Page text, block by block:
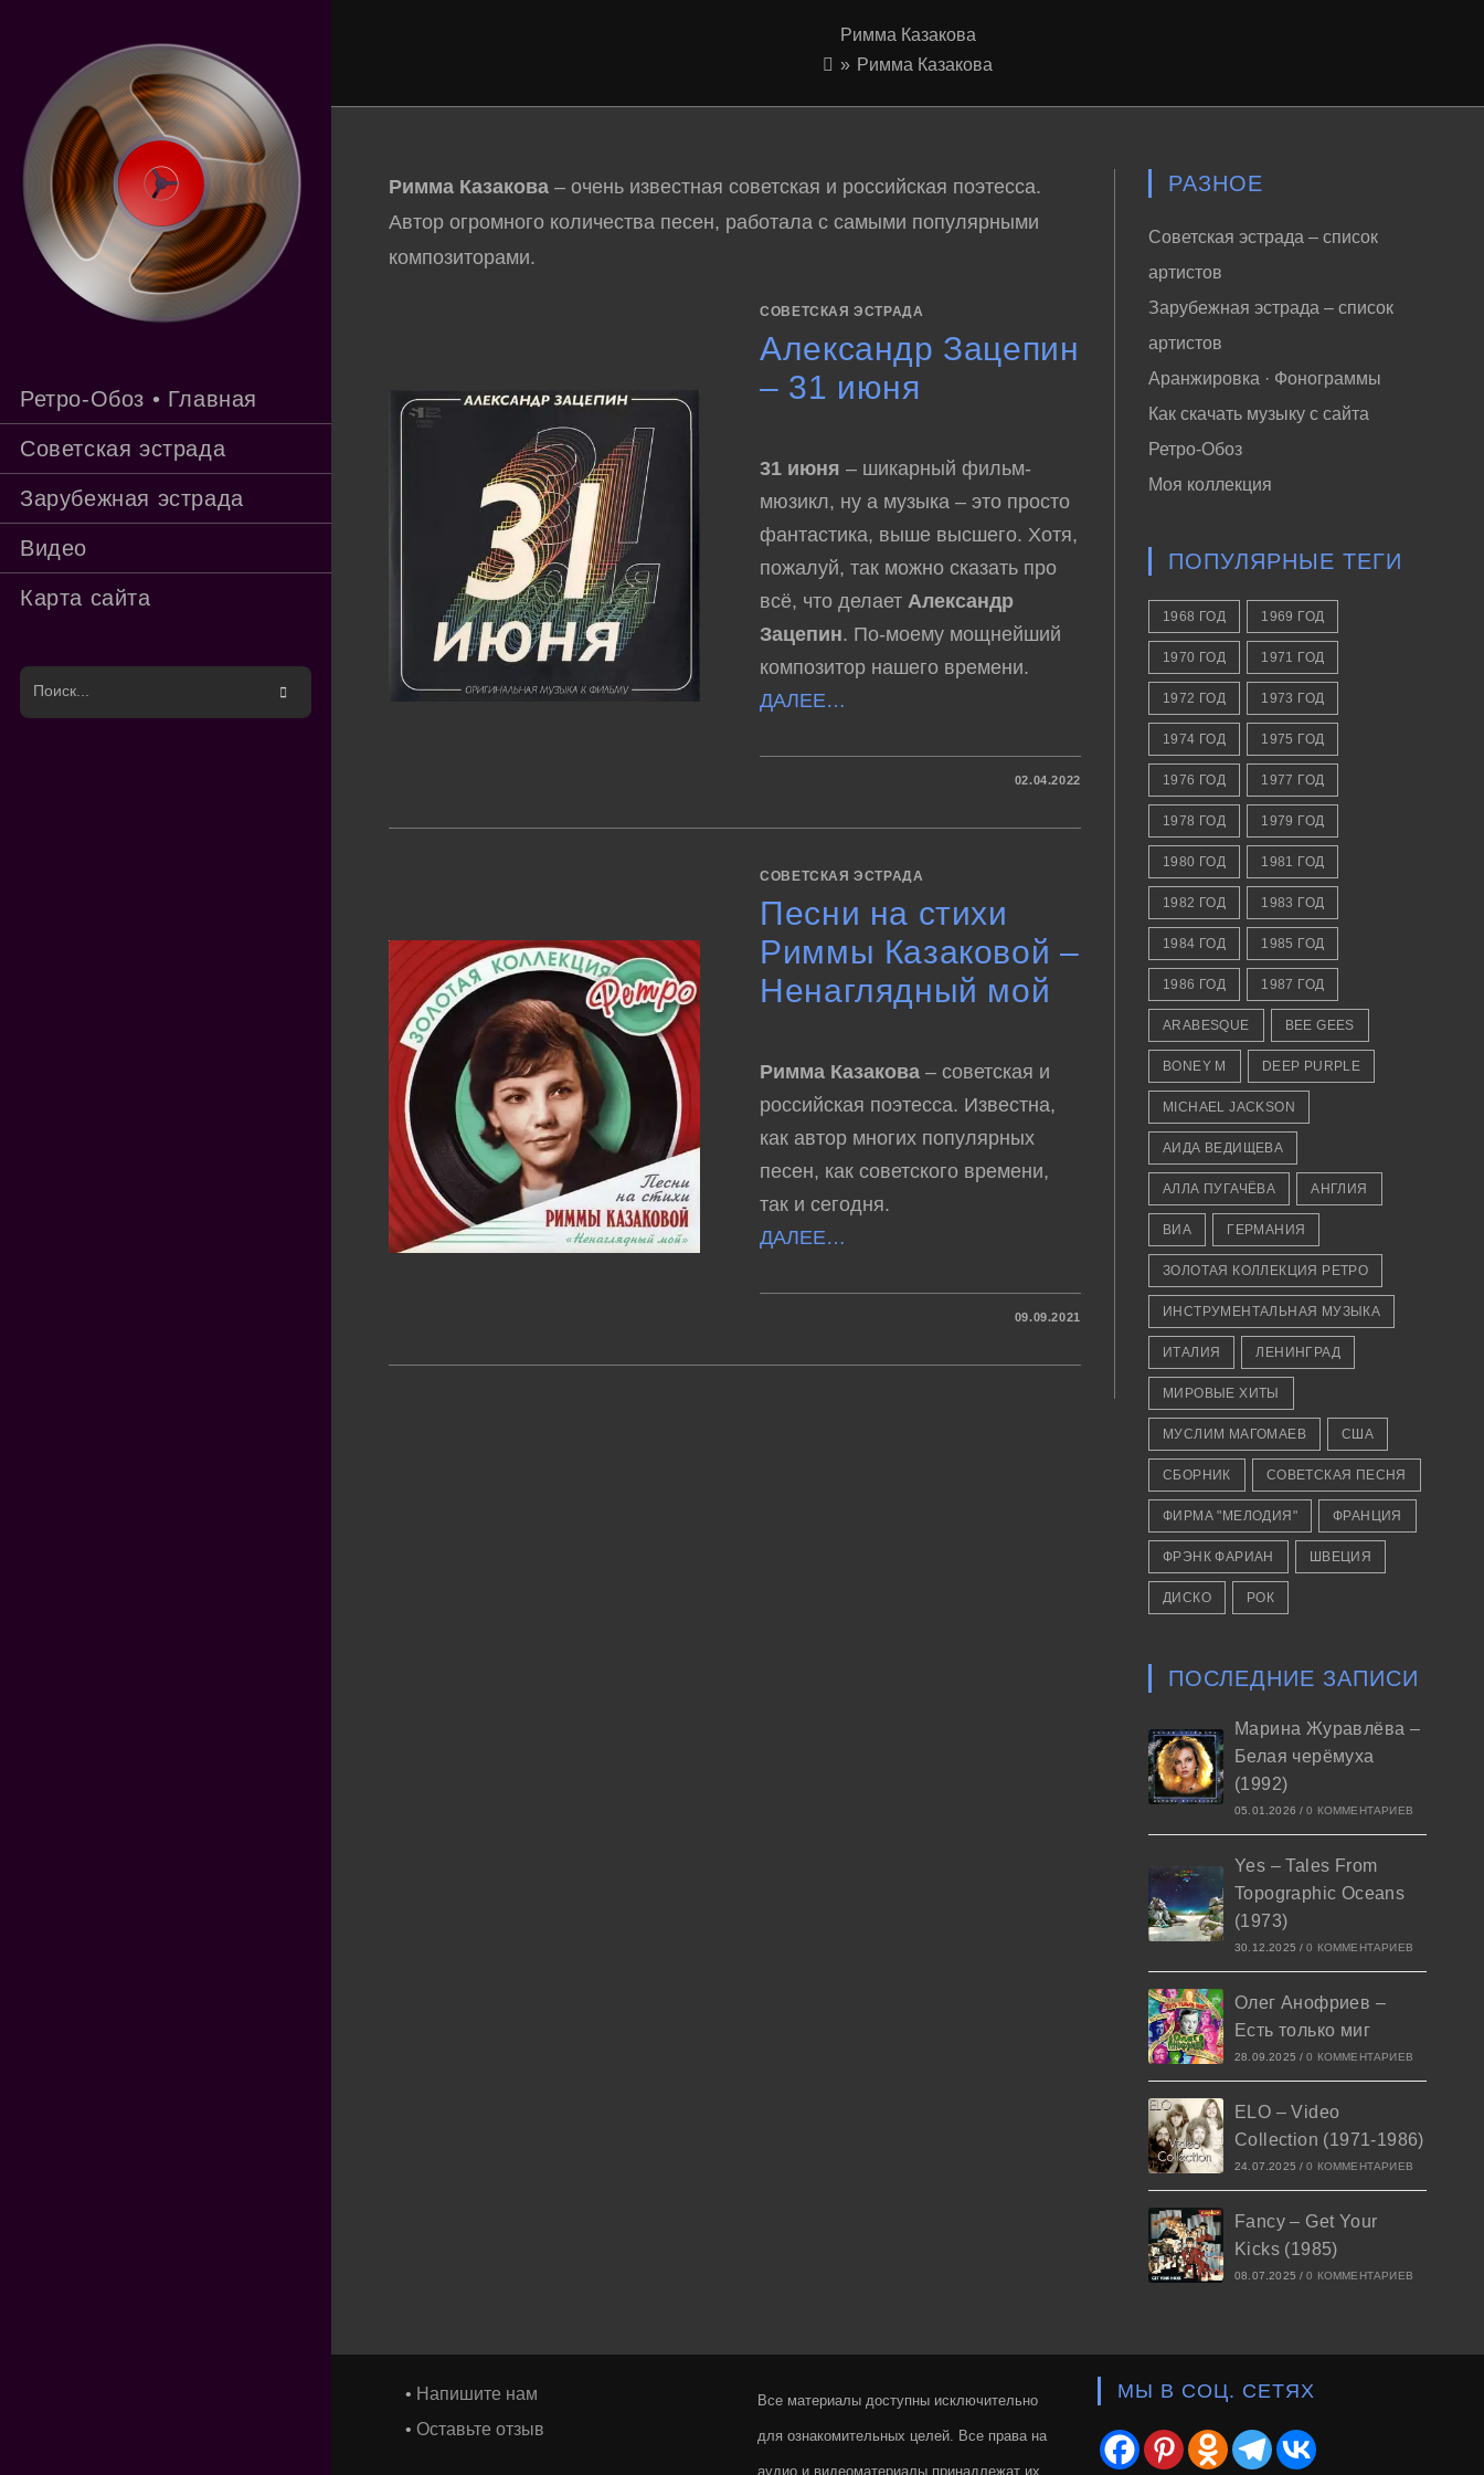
Ретро-Обоз • Главная
Советская эстрада
Зарубежная эстрада
Видео
Карта сайта
Римма Казакова
» Римма Казакова
Римма Казакова – очень известная советская и российская поэтесса.
Автор огромного количества песен, работала с самыми популярными
композиторами.
СОВЕТСКАЯ ЭСТРАДА
Александр Зацепин
– 31 июня
31 июня – шикарный фильм-
мюзикл, ну а музыка – это просто
фантастика, выше высшего. Хотя,
пожалуй, так можно сказать про
всё, что делаетАлександр
Зацепин. По-моему мощнейший
композитор нашего времени.
ДАЛЕЕ…
02.04.2022
СОВЕТСКАЯ ЭСТРАДА
Песни на стихи
Риммы Казаковой –
Ненаглядный мой
Римма Казакова – советская и
российская поэтесса. Известна,
как автор многих популярных
песен, как советского времени,
так и сегодня.
ДАЛЕЕ…
09.09.2021
РАЗНОЕ
Советская эстрада – список
артистов
Зарубежная эстрада – список
артистов
Аранжировка · Фонограммы
Как скачать музыку с сайта
Ретро-Обоз
Моя коллекция
ПОПУЛЯРНЫЕ ТЕГИ
1968 ГОД 1969 ГОД
1970 ГОД 1971 ГОД
1972 ГОД 1973 ГОД
1974 ГОД 1975 ГОД
1976 ГОД 1977 ГОД
1978 ГОД 1979 ГОД
1980 ГОД 1981 ГОД
1982 ГОД 1983 ГОД
1984 ГОД 1985 ГОД
1986 ГОД 1987 ГОД
ARABESQUE BEE GEES
BONEY M DEEP PURPLE
MICHAEL JACKSON
АИДА ВЕДИЩЕВА
АЛЛА ПУГАЧЁВА АНГЛИЯ
ВИА ГЕРМАНИЯ
ЗОЛОТАЯ КОЛЛЕКЦИЯ РЕТРО
ИНСТРУМЕНТАЛЬНАЯ МУЗЫКА
ИТАЛИЯ ЛЕНИНГРАД
МИРОВЫЕ ХИТЫ
МУСЛИМ МАГОМАЕВ США
СБОРНИК СОВЕТСКАЯ ПЕСНЯ
ФИРМА "МЕЛОДИЯ" ФРАНЦИЯ
ФРЭНК ФАРИАН ШВЕЦИЯ
ДИСКО РОК
ПОСЛЕДНИЕ ЗАПИСИ
Марина Журавлёва –
Белая черёмуха
(1992)
05.01.2026 / 0 КОММЕНТАРИЕВ
Yes – Tales From
Topographic Oceans
(1973)
30.12.2025 / 0 КОММЕНТАРИЕВ
Олег Анофриев –
Есть только миг
28.09.2025 / 0 КОММЕНТАРИЕВ
ELO – Video
Collection (1971-1986)
24.07.2025 / 0 КОММЕНТАРИЕВ
Fancy – Get Your
Kicks (1985)
08.07.2025 / 0 КОММЕНТАРИЕВ
• Напишите нам
•Оставьте отзыв
Все материалы доступны исключительно
для ознакомительных целей. Все права на
аудио и видеоматериалы принадлежат их
МЫ В СОЦ. СЕТЯХ